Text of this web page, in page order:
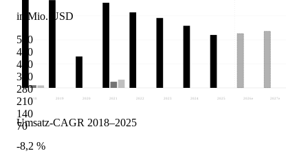
in Mio. USD
560
490
420
350
280
210
140
70
2018 2019 2020 2021 2022 2023 2024 2025 2026 e 2027 e
Umsatz-CAGR 2018–2025
-8,2 %